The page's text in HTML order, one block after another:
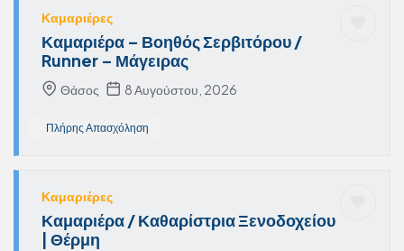
Καμαριέρες
Καμαριέρα – Βοηθός Σερβιτόρου /
Runner – Μάγειρας
Θάσος 8 Αυγούστου, 2026
Πλήρης Απασχόληση
Καμαριέρες
Καμαριέρα / Καθαρίστρια Ξενοδοχείου
| Θέρμη